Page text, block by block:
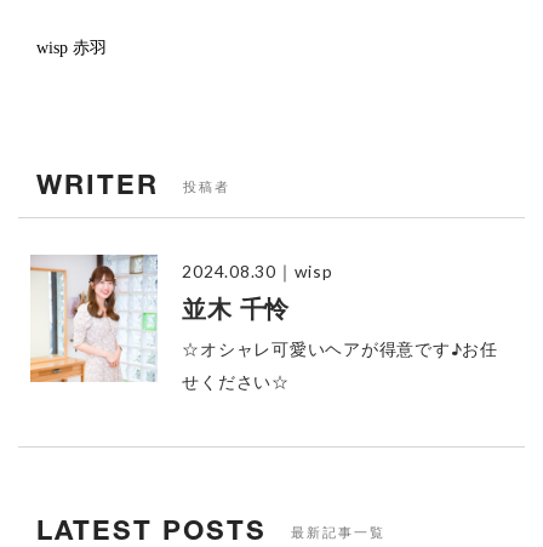
wisp 赤羽
WRITER 投稿者
2024.08.30 ｜wisp
並木 千怜
☆オシャレ可愛いヘアが得意です♪お任
せください☆
LATEST POSTS 最新記事一覧